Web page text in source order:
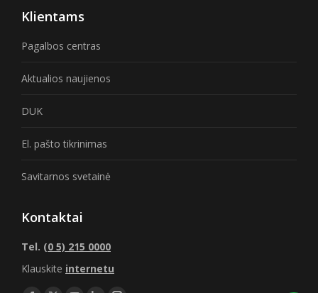
Klientams
Pagalbos centras
Aktualios naujienos
DUK
El. pašto tikrinimas
Savitarnos svetainė
Kontaktai
Tel. (0 5) 215 0000
Klauskite internetu